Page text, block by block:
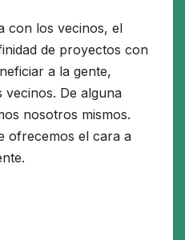
con los vecinos, el
de proyectos con
a la gente,
vecinos. De alguna
nosotros mismos.
ofrecemos el cara a